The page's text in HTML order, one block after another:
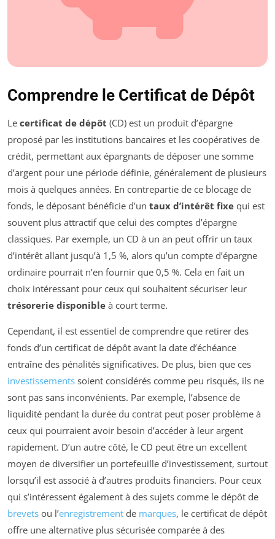
Comprendre le Certificat de Dépôt
Le certificat de dépôt (CD) est un produit d’épargne
proposé par les institutions bancaires et les coopératives de
crédit, permettant aux épargnants de déposer une somme
d’argent pour une période définie, généralement de plusieurs
mois à quelques années. En contrepartie de ce blocage de
fonds, le déposant bénéficie d’un taux d’intérêt fixe qui est
souvent plus attractif que celui des comptes d’épargne
classiques. Par exemple, un CD à un an peut offrir un taux
d’intérêt allant jusqu’à 1,5 %, alors qu’un compte d’épargne
ordinaire pourrait n’en fournir que 0,5 %. Cela en fait un
choix intéressant pour ceux qui souhaitent sécuriser leur
trésorerie disponible à court terme.
Cependant, il est essentiel de comprendre que retirer des
fonds d’un certificat de dépôt avant la date d’échéance
entraîne des pénalités significatives. De plus, bien que ces
investissements soient considérés comme peu risqués, ils ne
sont pas sans inconvénients. Par exemple, l’absence de
liquidité pendant la durée du contrat peut poser problème à
ceux qui pourraient avoir besoin d’accéder à leur argent
rapidement. D’un autre côté, le CD peut être un excellent
moyen de diversifier un portefeuille d’investissement, surtout
lorsqu’il est associé à d’autres produits financiers. Pour ceux
qui s’intéressent également à des sujets comme le dépôt de
brevets ou l’enregistrement de marques, le certificat de dépôt
offre une alternative plus sécurisée comparée à des